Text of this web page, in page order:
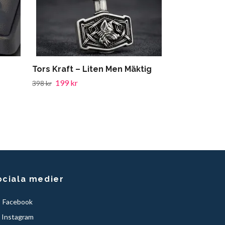
Tors Kraft – Liten Men Mäktig
398 kr 199 kr
medier
Facebook
Instagram